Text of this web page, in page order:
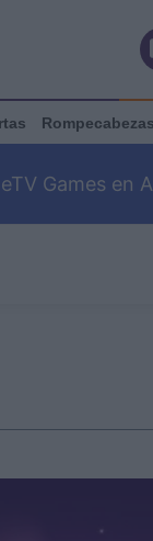
Rompecabezas
Games en